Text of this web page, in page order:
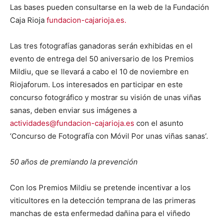
Las bases pueden consultarse en la web de la Fundación
Caja Rioja fundacion-cajarioja.es.
Las tres fotografías ganadoras serán exhibidas en el
evento de entrega del 50 aniversario de los Premios
Mildiu, que se llevará a cabo el 10 de noviembre en
Riojaforum. Los interesados en participar en este
concurso fotográfico y mostrar su visión de unas viñas
sanas, deben enviar sus imágenes a
actividades@fundacion-cajarioja.es con el asunto
‘Concurso de Fotografía con Móvil Por unas viñas sanas’.
50 años de premiando la prevención
Con los Premios Mildiu se pretende incentivar a los
viticultores en la detección temprana de las primeras
manchas de esta enfermedad dañina para el viñedo